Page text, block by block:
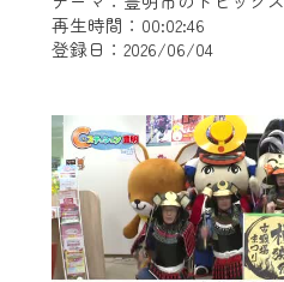
再生時間：00:02:46
登録日：2026/06/04